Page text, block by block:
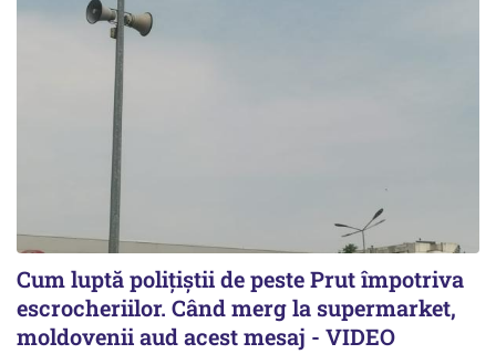
Cum luptă polițiștii de peste Prut împotriva
escrocheriilor. Când merg la supermarket,
moldovenii aud acest mesaj - VIDEO